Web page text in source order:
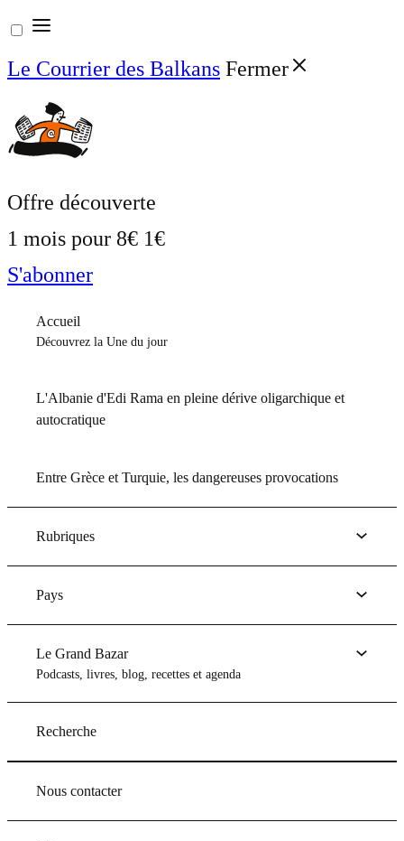
Aller
au
contenu
Le Courrier des Balkans Fermer
Offre découverte
1 mois pour 8€ 1€
S'abonner
Accueil
Découvrez la Une du jour
L'Albanie d'Edi Rama en pleine dérive oligarchique et
autocratique
Entre Grèce et Turquie, les dangereuses provocations
Rubriques
Pays
Le Grand Bazar
Podcasts, livres, blog, recettes et agenda
Recherche
Nous contacter